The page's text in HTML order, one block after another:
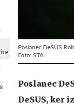
Poslanec DeSUS
Foto: STA
Poslanec
DeSUS, ker